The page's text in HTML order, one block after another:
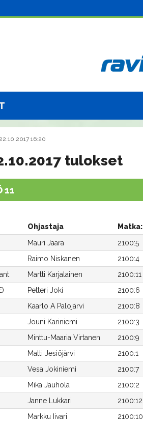
16:20
tulokset
11
Ohjastaja
Mauri Jaara 2100:5
Raimo Niskanen 2100:4
Martti Karjalainen 2100:11
Petteri Joki 2100:6
Kaarlo A Palojärvi 2100:8
Jouni Kariniemi 2100:3
Minttu-Maaria Virtanen 2100:9
Matti Jesiöjärvi 2100:1
Vesa Jokiniemi 2100:7
Mika Jauhola 2100:2
Janne Lukkari 2100:12
Markku Iivari 2100:10